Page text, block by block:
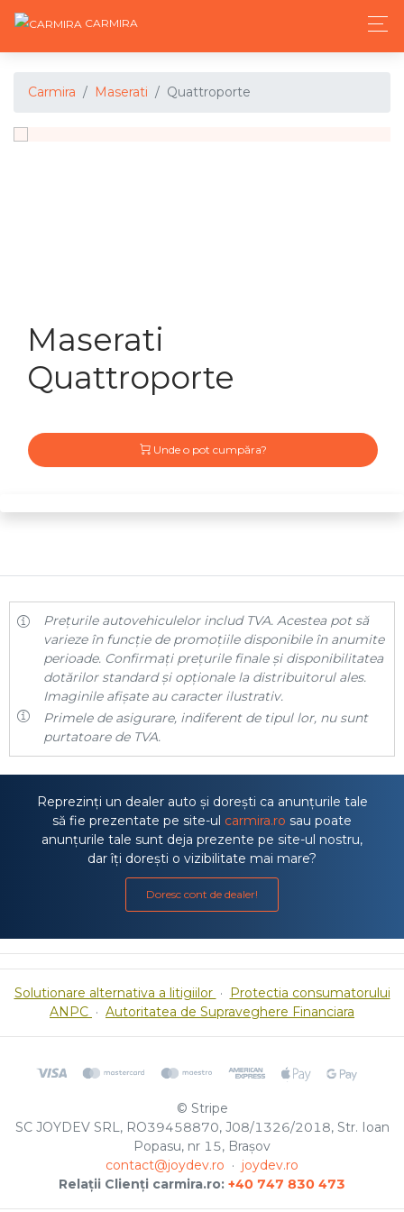
CARMIRA
Carmira Maserati Quattroporte
Maserati
Quattroporte
Unde o pot cumpăra?
Prețurile autovehiculelor includ TVA. Acestea pot să
varieze în funcție de promoțiile disponibile în anumite
perioade. Confirmați prețurile finale și disponibilitatea
dotărilor standard și opționale la distribuitorul ales.
Imaginile afișate au caracter ilustrativ.
Primele de asigurare, indiferent de tipul lor, nu sunt
purtatoare de TVA.
Reprezinți un dealer auto și dorești ca anunțurile tale
să fie prezentate pe site-ul carmira.ro sau poate
anunțurile tale sunt deja prezente pe site-ul nostru,
dar îți dorești o vizibilitate mai mare?
Doresc cont de dealer!
Solutionare alternativa a litigiilor · Protectia consumatorului
ANPC · Autoritatea de Supraveghere Financiara
© Stripe
SC JOYDEV SRL, RO39458870, J08/1326/2018, Str. Ioan
Popasu, nr 15, Brașov
contact@joydev.ro · joydev.ro
Relații Clienți carmira.ro: +40 747 830 473